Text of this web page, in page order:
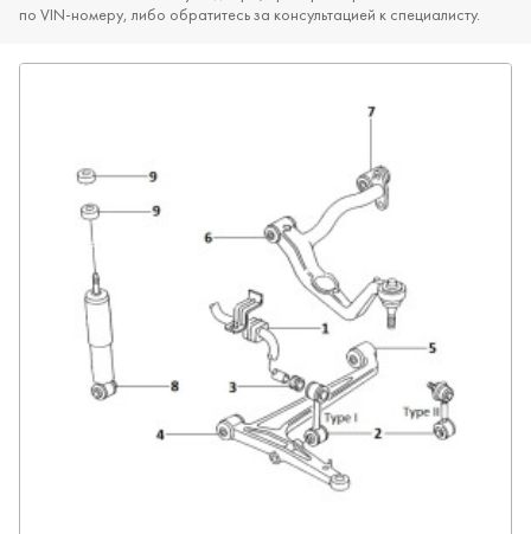
по VIN‑номеру, либо обратитесь за консультацией к специалисту.